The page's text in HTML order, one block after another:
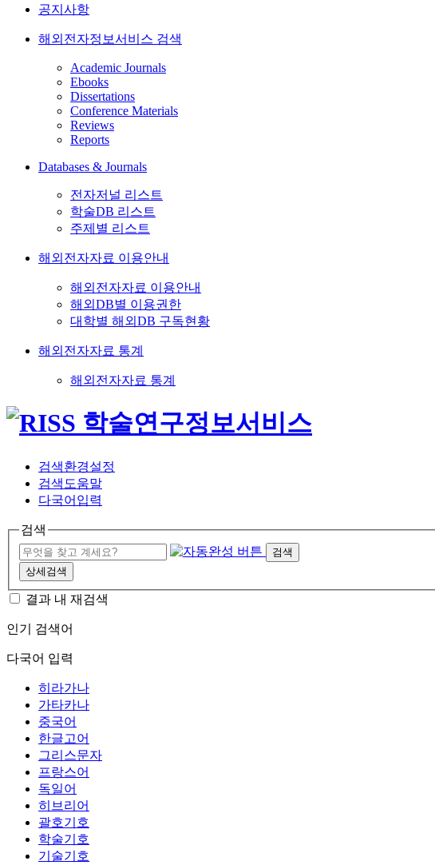
공지사항
해외전자정보서비스 검색
Academic Journals
Ebooks
Dissertations
Conference Materials
Reviews
Reports
Databases & Journals
전자저널 리스트
학술DB 리스트
주제별 리스트
해외전자자료 이용안내
해외전자자료 이용안내
해외DB별 이용권한
대학별 해외DB 구독현황
해외전자자료 통계
해외전자자료 통계
검색환경설정
검색도움말
다국어입력
검색
검색
상세검색
결과 내 재검색
인기 검색어
다국어 입력
히라가나
가타카나
중국어
한글고어
그리스문자
프랑스어
독일어
히브리어
괄호기호
학술기호
기술기호